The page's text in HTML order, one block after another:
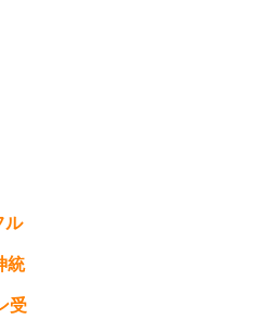
ル
統
受